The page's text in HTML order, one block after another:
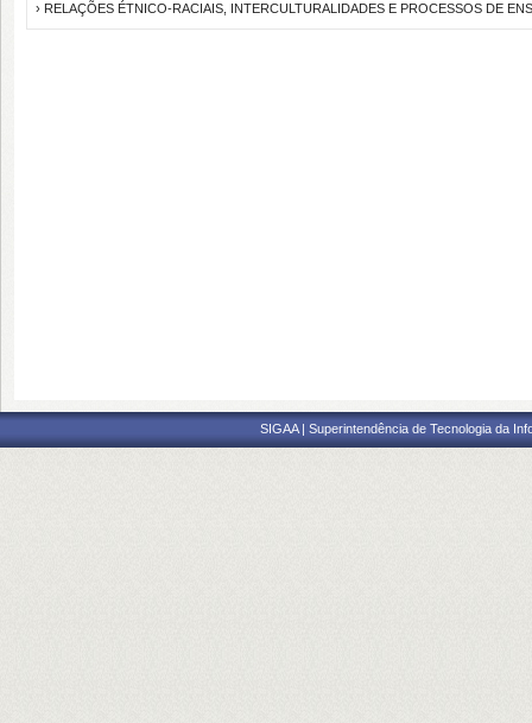
› RELAÇÕES ÉTNICO-RACIAIS, INTERCULTURALIDADES E PROCESSOS DE
SIGAA | Superintendência de Tecnologia da